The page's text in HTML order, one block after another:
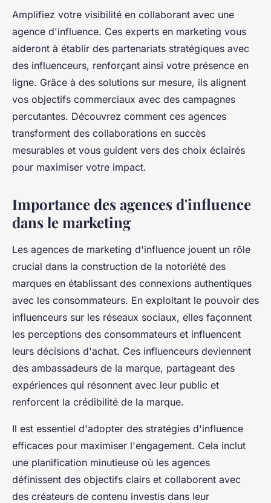
Amplifiez votre visibilité grâce
à une agence d'influence
Benjamin•25 mars 2025•5 min de lecture
Amplifiez votre visibilité en collaborant avec une
agence d'influence. Ces experts en marketing vous
aideront à établir des partenariats stratégiques avec
des influenceurs, renforçant ainsi votre présence en
ligne. Grâce à des solutions sur mesure, ils alignent
vos objectifs commerciaux avec des campagnes
percutantes. Découvrez comment ces agences
transforment des collaborations en succès
mesurables et vous guident vers des choix éclairés
pour maximiser votre impact.
Importance des agences d'influence
dans le marketing
Les agences de marketing d'influence jouent un rôle
crucial dans la construction de la notoriété des
marques en établissant des connexions authentiques
avec les consommateurs. En exploitant le pouvoir des
influenceurs sur les réseaux sociaux, elles façonnent
les perceptions des consommateurs et influencent
leurs décisions d'achat. Ces influenceurs deviennent
des ambassadeurs de la marque, partageant des
expériences qui résonnent avec leur public et
renforcent la crédibilité de la marque.
Il est essentiel d'adopter des stratégies d'influence
efficaces pour maximiser l'engagement. Cela inclut
une planification minutieuse où les agences
définissent des objectifs clairs et collaborent avec
des créateurs de contenu investis dans leur